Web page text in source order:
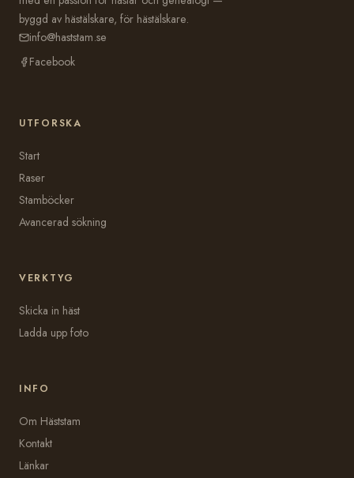
byggd av hästälskare, för hästälskare.
info@haststam.se
Facebook
UTFORSKA
Start
Raser
Stamböcker
Avancerad sökning
VERKTYG
Skicka in häst
Ladda upp foto
INFO
Om Häststam
Kontakt
Länkar